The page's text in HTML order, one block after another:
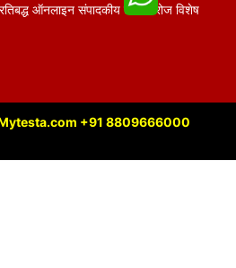
ऑनलाइन संपादकीय टीम हररोज विशेष
+91 8809666000